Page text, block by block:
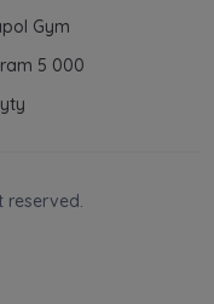
Gym
5 000
reserved.